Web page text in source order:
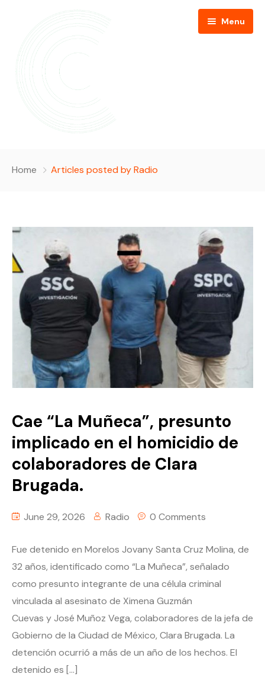
Menu
Galeria
Podcast
Episodios
Episodios por grupo
Colaboradores
Conócelos
Detalles
Contáctanos
Home Articles posted by Radio
Cae “La Muñeca”, presunto
implicado en el homicidio de
colaboradores de Clara
Brugada.
June 29, 2026 Radio 0 Comments
Fue detenido en Morelos Jovany Santa Cruz Molina, de
32 años, identificado como “La Muñeca”, señalado
como presunto integrante de una célula criminal
vinculada al asesinato de Ximena Guzmán
Cuevas y José Muñoz Vega, colaboradores de la jefa de
Gobierno de la Ciudad de México, Clara Brugada. La
detención ocurrió a más de un año de los hechos. El
detenido es […]